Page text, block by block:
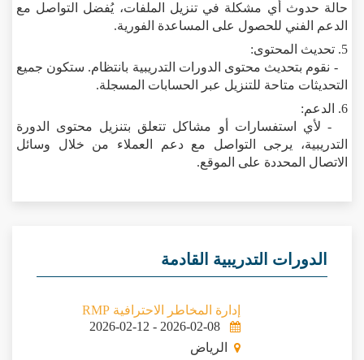
حالة حدوث أي مشكلة في تنزيل الملفات، يُفضل التواصل مع
الدعم الفني للحصول على المساعدة الفورية.
5. تحديث المحتوى:
- نقوم بتحديث محتوى الدورات التدريبية بانتظام. ستكون جميع
التحديثات متاحة للتنزيل عبر الحسابات المسجلة.
6. الدعم:
- لأي استفسارات أو مشاكل تتعلق بتنزيل محتوى الدورة
التدريبية، يرجى التواصل مع دعم العملاء من خلال وسائل
الاتصال المحددة على الموقع.
الدورات التدريبية القادمة
إدارة المخاطر الاحترافية RMP
2026-02-08
-
2026-02-12
الرياض